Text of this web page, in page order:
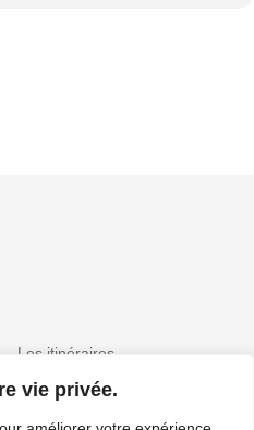
vie privée.
Les itinéraires
Galerie photos